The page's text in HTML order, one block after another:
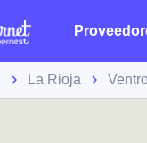
La Rioja